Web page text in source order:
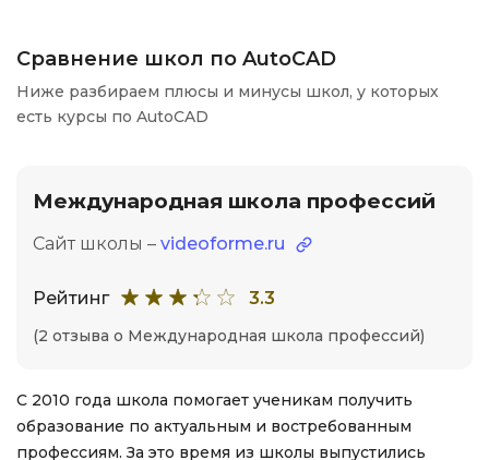
Сравнение школ по AutoCAD
Ниже разбираем плюсы и минусы школ, у которых
есть курсы по AutoCAD
Международная школа профессий
Сайт школы – videoforme.ru
Рейтинг 3.3
(2 отзыва о Международная школа профессий)
С 2010 года школа помогает ученикам получить
образование по актуальным и востребованным
профессиям. За это время из школы выпустились